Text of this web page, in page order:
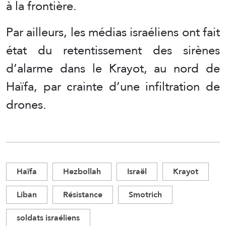
à la frontière.
Par ailleurs, les médias israéliens ont fait
état du retentissement des sirènes
d’alarme dans le Krayot, au nord de
Haïfa, par crainte d’une infiltration de
drones.
Haïfa Hezbollah Israël
Krayot
Liban
Résistance
Smotrich
soldats israéliens